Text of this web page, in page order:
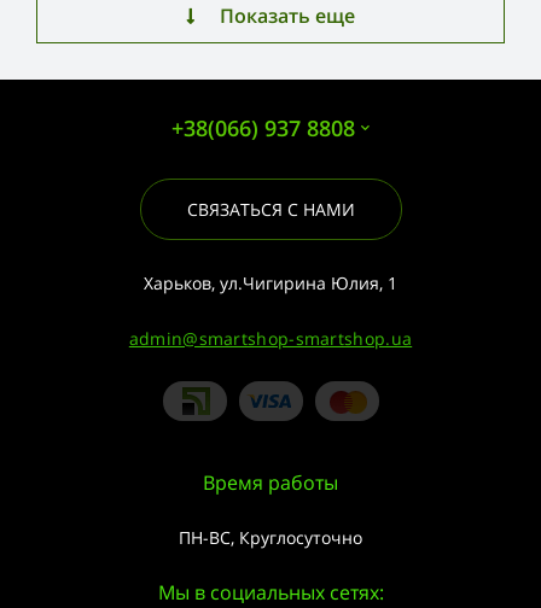
Показать еще
+38(066) 937 8808
СВЯЗАТЬСЯ С НАМИ
Харьков, ул.Чигирина Юлия, 1
admin@smartshop-smartshop.ua
Время работы
ПН-ВС, Круглосуточно
Мы в социальных сетях: